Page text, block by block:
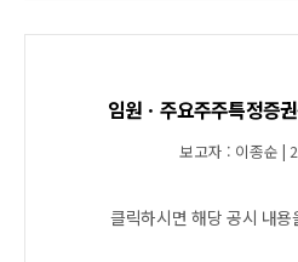
임원ㆍ주요주주특정증
보고자 : 이종순 |
클릭하시면 해당 공시 내